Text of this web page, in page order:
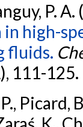
P.
high-
fluids.
111-125.
Picard,